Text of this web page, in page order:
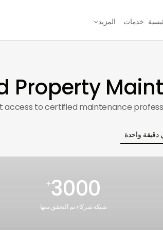
خدمات المزيد
Property
to certified maintenance
واحدة
3000
+
شبكة شركاء تم التحقق منها